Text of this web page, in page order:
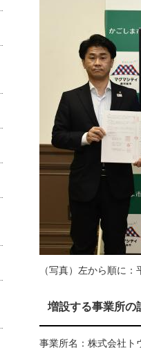
（写真）左から順に
増設する事業所の
事業所名：株式会社ト